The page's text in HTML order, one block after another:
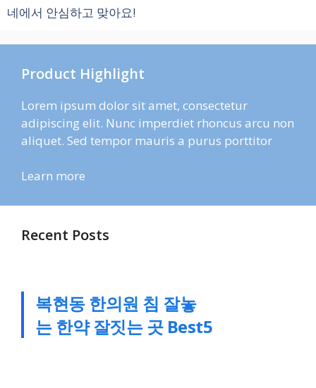
네에서 안심하고 맞아요!
Product Highlight
Lorem ipsum dolor sit amet, consectetur
adipiscing elit. Nunc imperdiet rhoncus arcu non
aliquet. Sed tempor mauris a purus porttitor
Learn more
Recent Posts
복현동 한의원 침 잘놓
는 한약 잘짓는 곳 Best5